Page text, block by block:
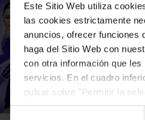
Este Sitio Web utiliza
las cookies estrictamente
anuncios, ofrecer funciones
haga del Sitio Web con
con otra información que
servicios. En el cuadro
pulsar sobre "Permitir la
podrá deshabilitar o
Selección